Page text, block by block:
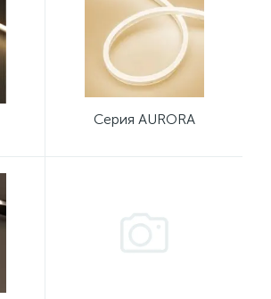
Серия AURORA